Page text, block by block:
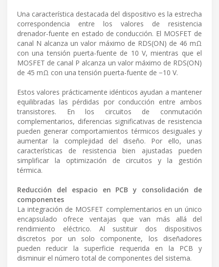
Una característica destacada del dispositivo es la estrecha
correspondencia entre los valores de resistencia
drenador-fuente en estado de conducción. El MOSFET de
canal N alcanza un valor máximo de RDS(ON) de 46 mΩ
con una tensión puerta-fuente de 10 V, mientras que el
MOSFET de canal P alcanza un valor máximo de RDS(ON)
de 45 mΩ con una tensión puerta-fuente de −10 V.
Estos valores prácticamente idénticos ayudan a mantener
equilibradas las pérdidas por conducción entre ambos
transistores. En los circuitos de conmutación
complementarios, diferencias significativas de resistencia
pueden generar comportamientos térmicos desiguales y
aumentar la complejidad del diseño. Por ello, unas
características de resistencia bien ajustadas pueden
simplificar la optimización de circuitos y la gestión
térmica.
Reducción del espacio en PCB y consolidación de
componentes
La integración de MOSFET complementarios en un único
encapsulado ofrece ventajas que van más allá del
rendimiento eléctrico. Al sustituir dos dispositivos
discretos por un solo componente, los diseñadores
pueden reducir la superficie requerida en la PCB y
disminuir el número total de componentes del sistema.